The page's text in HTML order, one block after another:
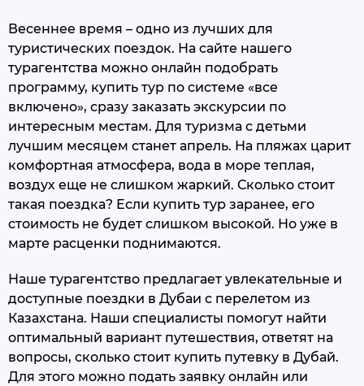
Весеннее время – одно из лучших для
туристических поездок. На сайте нашего
турагентства можно онлайн подобрать
программу, купить тур по системе «все
включено», сразу заказать экскурсии по
интересным местам. Для туризма с детьми
лучшим месяцем станет апрель. На пляжах царит
комфортная атмосфера, вода в море теплая,
воздух еще не слишком жаркий. Сколько стоит
такая поездка? Если купить тур заранее, его
стоимость не будет слишком высокой. Но уже в
марте расценки поднимаются.
Наше турагентство предлагает увлекательные и
доступные поездки в Дубаи с перелетом из
Казахстана. Наши специалисты помогут найти
оптимальный вариант путешествия, ответят на
вопросы, сколько стоит купить путевку в Дубай.
Для этого можно подать заявку онлайн или